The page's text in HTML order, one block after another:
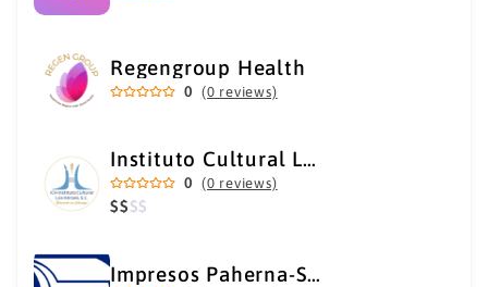
Regengroup Health
0 (0 reviews)
Instituto Cultural Los Héroes
0 (0 reviews)
$$$$
Impresos Paherna-Servicios Gráficos Industriales